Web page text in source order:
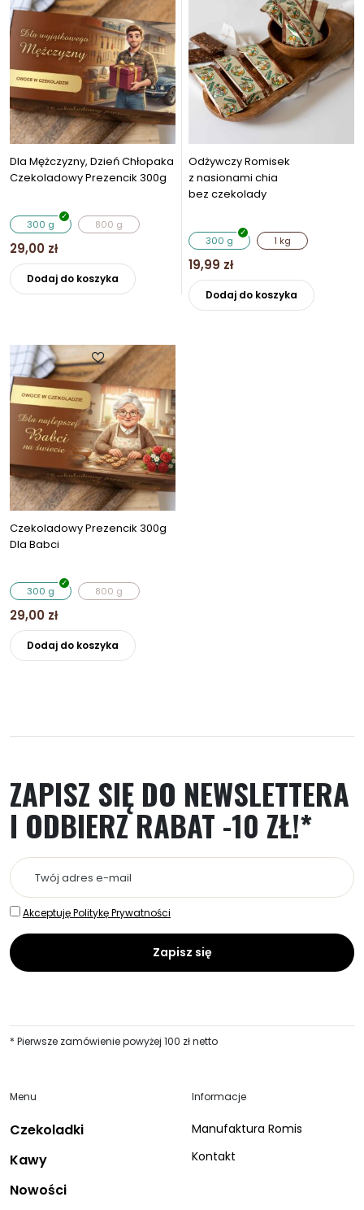
Opcje
można
wybrać
na
stronie
produktu
można
wybrać
na
stronie
Dla Mężczyzny, Dzień Chłopaka
Czekoladowy Prezencik 300g
300 g 800 g
29,00 zł
Dodaj do koszyka
wariantów.
Opcje
można
wybrać
na
stronie
produktu
Odżywczy Romisek
z nasionami chia
bez czekolady
300 g 1 kg
19,99 zł
Dodaj do koszyka
Czekoladowy Prezencik 300g
Dla Babci
300 g 800 g
29,00 zł
Dodaj do koszyka
Opcje
na
stronie
produktu
ZAPISZ SIĘ DO NEWSLETTERA
I ODBIERZ RABAT -10 ZŁ!*
Akceptuję Politykę Prywatności
* Pierwsze zamówienie powyżej 100 zł netto
Menu
Czekoladki
Kawy
Nowości
Informacje
Manufaktura Romis
Kontakt